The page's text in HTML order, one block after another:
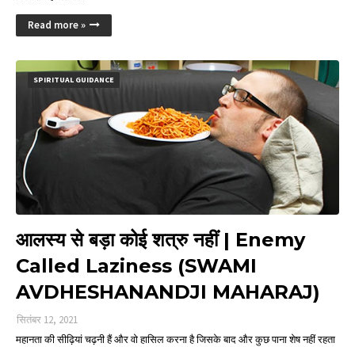
Read more »
SPIRITUAL GUIDANCE
आलस्य से बड़ा कोई शत्रु नहीं | Enemy
Called Laziness (SWAMI
AVDHESHANANDJI MAHARAJ)
सितंबर 12, 2021
महानता की सीढ़ियां चढ़नी हैं और वो हासिल करना है जिसके बाद और कुछ पाना शेष नहीं रहता